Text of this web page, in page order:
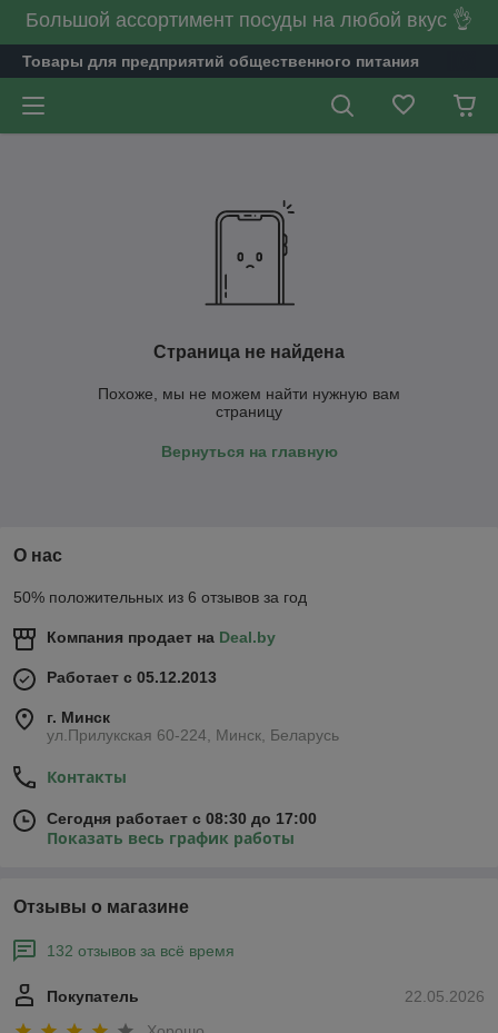
Большой ассортимент посуды на любой вкус 👌
Товары для предприятий общественного питания
Страница не найдена
Похоже, мы не можем найти нужную вам
страницу
Вернуться на главную
О нас
50% положительных из 6 отзывов за год
Компания продает на Deal.by
Работает с 05.12.2013
г. Минск
ул.Прилукская 60-224, Минск, Беларусь
Контакты
Сегодня работает с 08:30 до 17:00
Показать весь график работы
Отзывы о магазине
132 отзывов за всё время
22.05.2026
Покупатель